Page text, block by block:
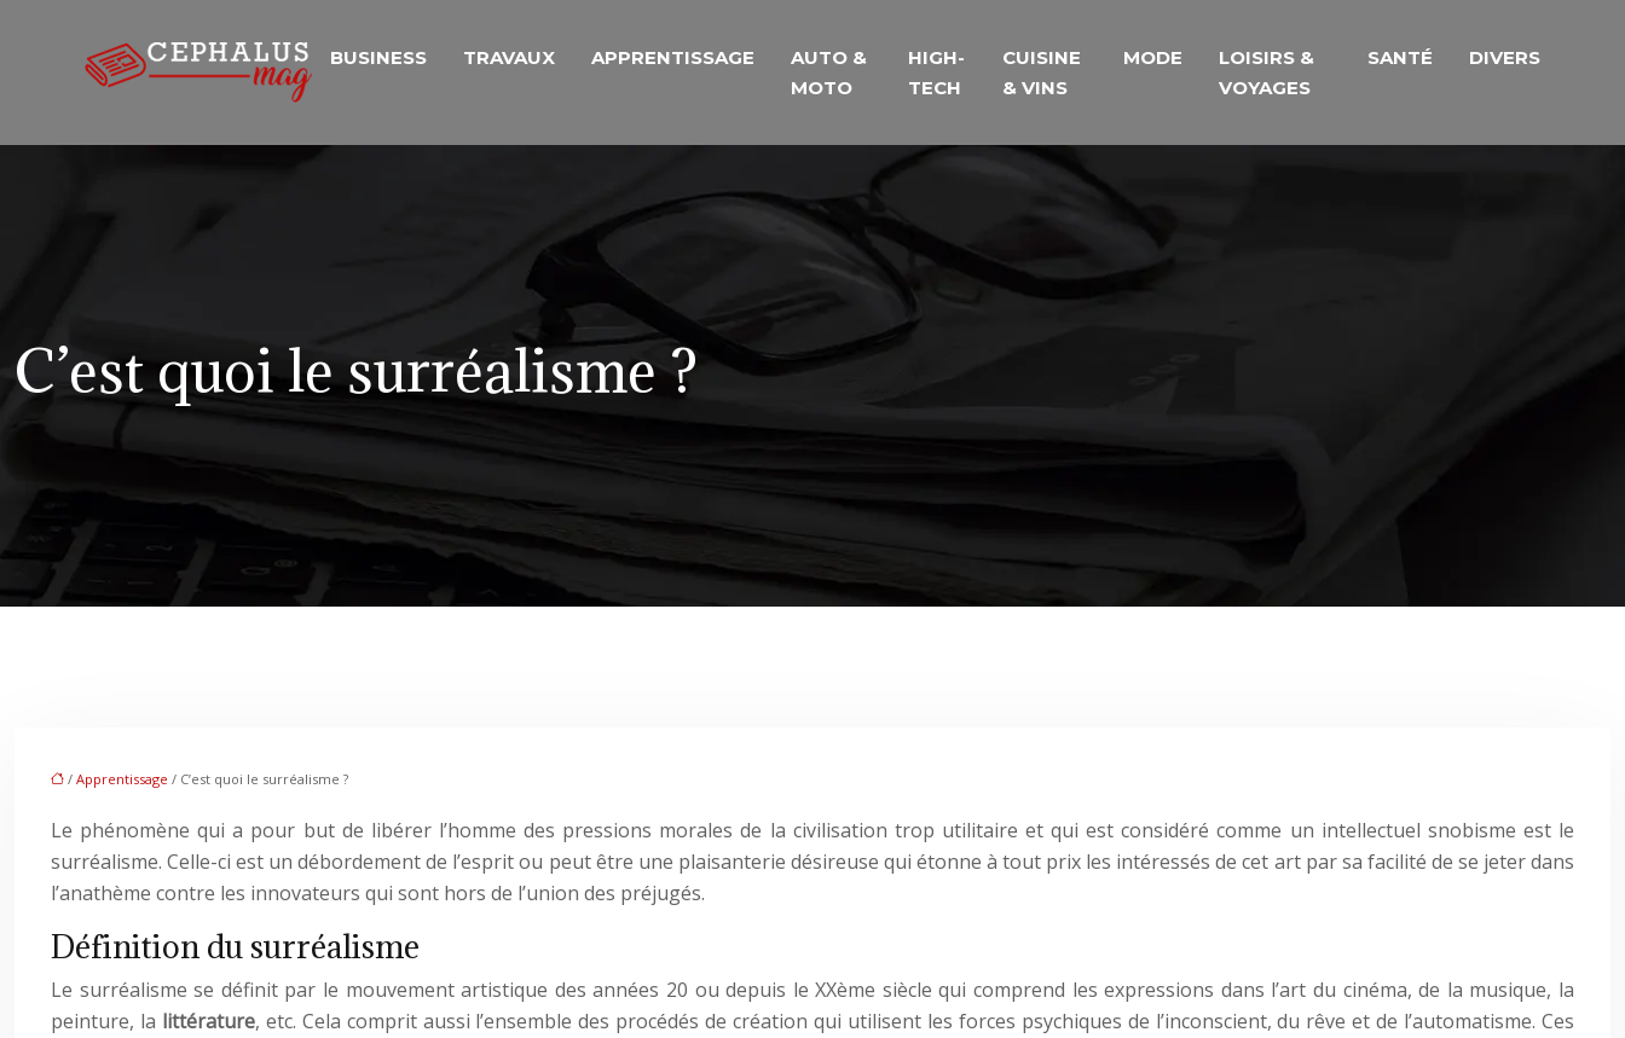
BUSINESS TRAVAUX APPRENTISSAGE
AUTO &
MOTO
HIGH-
TECH
CUISINE
& VINS
MODE
LOISIRS &
VOYAGES
SANTÉ DIVERS
C’est quoi le surréalisme ?
/ Apprentissage / C’est quoi le surréalisme ?
Le phénomène qui a pour but de libérer l’homme des pressions morales de la civilisation trop utilitaire et qui est considéré comme un intellectuel snobisme est le
surréalisme. Celle-ci est un débordement de l’esprit ou peut être une plaisanterie désireuse qui étonne à tout prix les intéressés de cet art par sa facilité de se jeter dans
l’anathème contre les innovateurs qui sont hors de l’union des préjugés.
Définition du surréalisme
Le surréalisme se définit par le mouvement artistique des années 20 ou depuis le XXème siècle qui comprend les expressions dans l’art du cinéma, de la musique, la
peinture, la littérature, etc. Cela comprit aussi l’ensemble des procédés de création qui utilisent les forces psychiques de l’inconscient, du rêve et de l’automatisme. Ces